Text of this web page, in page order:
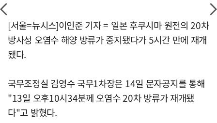
[서울=뉴시스]이인준 기자 = 일본 후쿠시마 원전의 20차
방사성 오염수 해양 방류가 중지됐다가 5시간 만에 재개
됐다.
국무조정실 김영수 국무1차장은 14일 문자공지를 통해
"13일 오후10시34분께 오염수 20차 방류가 재개됐
다"고 밝혔다.